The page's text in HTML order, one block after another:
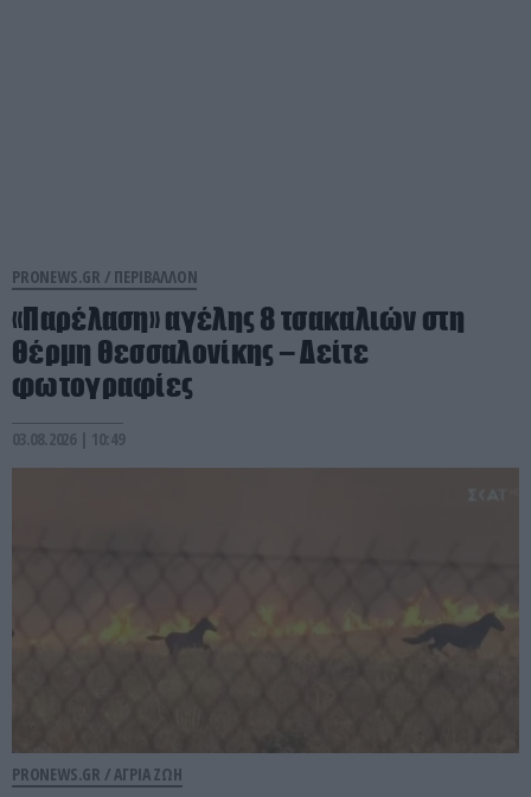
PRONEWS.GR / ΠΕΡΙΒΑΛΛΟΝ
«Παρέλαση» αγέλης 8 τσακαλιών στη
Θέρμη Θεσσαλονίκης – Δείτε
φωτογραφίες
03.08.2026 | 10:49
PRONEWS.GR /ΑΓΡΙΑ ΖΩΗ